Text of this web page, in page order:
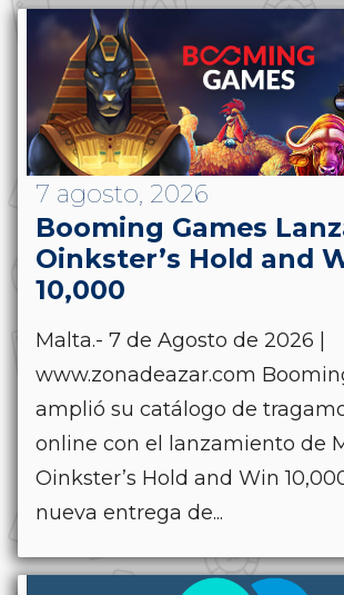
7 agosto, 2026
Booming Games
Oinkster’s Hold and
10,000
Malta.- 7 de Agosto de 2026 |
www.zonadeazar.com
amplió su catálogo de
online con el lanzamiento de
Oinkster’s Hold and Win
nueva entrega de...